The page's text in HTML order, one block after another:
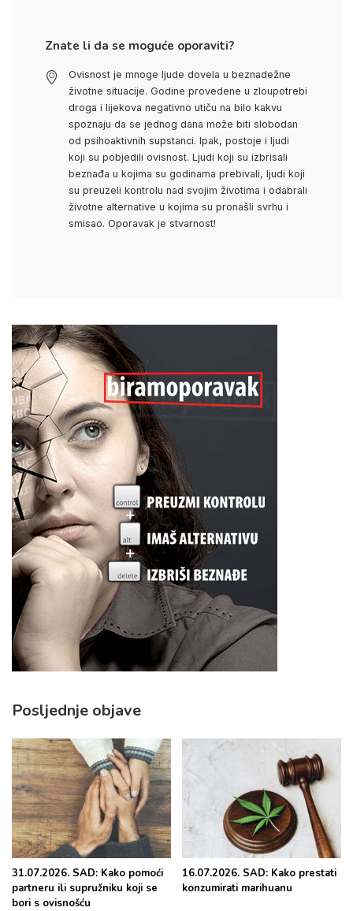
Znate li da se moguće oporaviti?
Ovisnost je mnoge ljude dovela u beznadežne
životne situacije. Godine provedene u zloupotrebi
droga i lijekova negativno utiču na bilo kakvu
spoznaju da se jednog dana može biti slobodan
od psihoaktivnih supstanci. Ipak, postoje i ljudi
koji su pobjedili ovisnost. Ljudi koji su izbrisali
beznađa u kojima su godinama prebivali, ljudi koji
su preuzeli kontrolu nad svojim životima i odabrali
životne alternative u kojima su pronašli svrhu i
smisao. Oporavak je stvarnost!
Posljednje objave
31.07.2026. SAD: Kako pomoći
partneru ili supružniku koji se
bori s ovisnošću
16.07.2026. SAD: Kako prestati
konzumirati marihuanu